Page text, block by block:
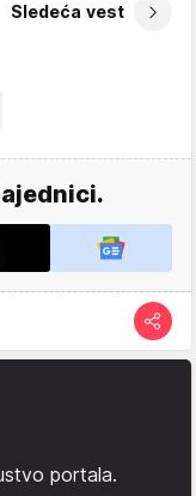
Sledeća vest
portala.